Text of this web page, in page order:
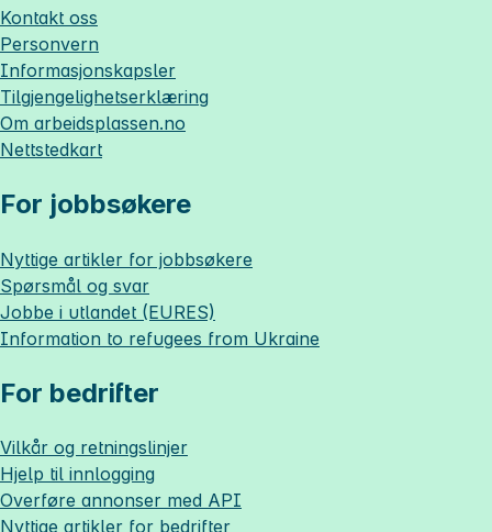
Kontakt oss
Personvern
Informasjonskapsler
Tilgjengelighetserklæring
Om arbeidsplassen.no
Nettstedkart
For jobbsøkere
Nyttige artikler for jobbsøkere
Spørsmål og svar
Jobbe i utlandet (EURES)
Information to refugees from Ukraine
For bedrifter
Vilkår og retningslinjer
Hjelp til innlogging
Overføre annonser med API
Nyttige artikler for bedrifter